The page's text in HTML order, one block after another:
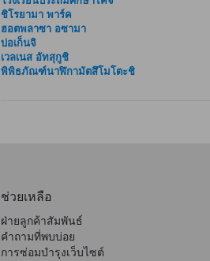
ชิโรยามา พาร์ค
ฮอตพลาซา อซามา
บ่อเก็นจิ
เวลเนส อัทสุกูชิ
พิพิธภัณฑ์นาฬิกามัตสึโมโตะชิ
ช่วยเหลือ
ฝ่ายลูกค้าสัมพันธ์
คำถามที่พบบ่อย
การซ่อมบำรุงเว็บไซต์